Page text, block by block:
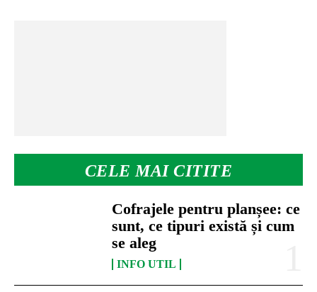
CELE MAI CITITE
Cofrajele pentru planșee: ce
sunt, ce tipuri există și cum
se aleg
INFO UTIL